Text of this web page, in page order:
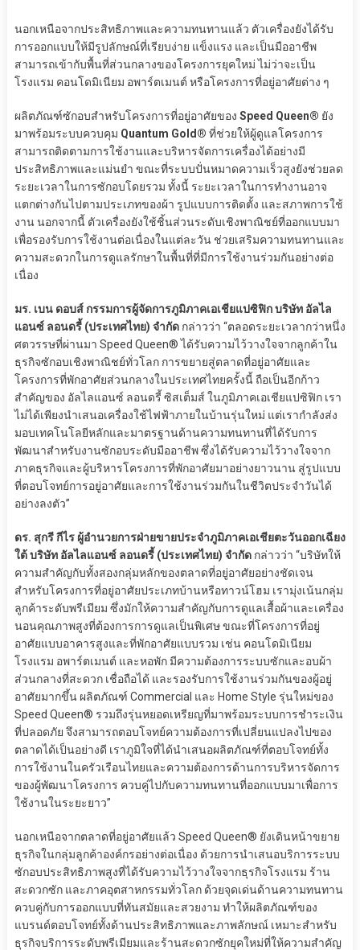
นอกเหนือจากประสิทธิภาพและความทนทานแล้ว ตัวเครื่องยังได้รับ
การออกแบบให้มีรูปลักษณ์ที่เรียบง่าย แข็งแรง และเป็นมืออาชีพ
สามารถเข้ากับพื้นที่ส่วนกลางของโครงการยุคใหม่ ไม่ว่าจะเป็น
โรงแรม คอนโดมิเนียม อพาร์ตเมนต์ หรือโครงการที่อยู่อาศัยต่าง ๆ
ผลิตภัณฑ์ซักอบสำหรับโครงการที่อยู่อาศัยของ Speed Queen® ยัง
มาพร้อมระบบควบคุม Quantum Gold® ที่ช่วยให้ผู้ดูแลโครงการ
สามารถติดตามการใช้งานและบริหารจัดการเครื่องได้อย่างมี
ประสิทธิภาพและแม่นยำ ขณะที่ระบบปั่นหมาดความเร็วสูงยังช่วยลด
ระยะเวลาในการซักอบโดยรวม ทั้งนี้ ระยะเวลาในการทำงานอาจ
แตกต่างกันไปตามประเภทของผ้า รูปแบบการติดตั้ง และสภาพการใช้
งาน นอกจากนี้ ตัวเครื่องยังใช้ชิ้นส่วนระดับเชิงพาณิชย์ที่ออกแบบมา
เพื่อรองรับการใช้งานต่อเนื่องในแต่ละวัน ช่วยเสริมความทนทานและ
ความสะดวกในการดูแลรักษาในพื้นที่ที่มีการใช้งานร่วมกันอย่างต่อ
เนื่อง
มร. เบน ดอบส์ กรรมการผู้จัดการภูมิภาคเอเชียแปซิฟิก บริษัท อัลไล
แอนซ์ ลอนดรี้ (ประเทศไทย) จำกัดกล่าวว่า “ตลอดระยะเวลากว่าหนึ่ง
ศตวรรษที่ผ่านมา Speed Queen® ได้รับความไว้วางใจจากลูกค้าใน
ธุรกิจซักอบเชิงพาณิชย์ทั่วโลก การขยายสู่ตลาดที่อยู่อาศัยและ
โครงการที่พักอาศัยส่วนกลางในประเทศไทยครั้งนี้ ถือเป็นอีกก้าว
สำคัญของ อัลไลแอนซ์ ลอนดรี้ ซิสเต็มส์ ในภูมิภาคเอเชียแปซิฟิก เรา
ไม่ได้เพียงนำเสนอเครื่องใช้ไฟฟ้าภายในบ้านรุ่นใหม่ แต่เรากำลังส่ง
มอบเทคโนโลยีหลักและมาตรฐานด้านความทนทานที่ได้รับการ
พัฒนาสำหรับงานซักอบระดับมืออาชีพ ซึ่งได้รับความไว้วางใจจาก
ภาคธุรกิจและผู้บริหารโครงการที่พักอาศัยมาอย่างยาวนาน สู่รูปแบบ
ที่ตอบโจทย์การอยู่อาศัยและการใช้งานร่วมกันในชีวิตประจำวันได้
อย่างลงตัว”
ดร. สุกรี กีไร ผู้อำนวยการฝ่ายขายประจำภูมิภาคเอเชียตะวันออกเฉียง
ใต้ บริษัท อัลไลแอนซ์ ลอนดรี้ (ประเทศไทย) จำกัดกล่าวว่า “บริษัทให้
ความสำคัญกับทั้งสองกลุ่มหลักของตลาดที่อยู่อาศัยอย่างชัดเจน
สำหรับโครงการที่อยู่อาศัยประเภทบ้านหรือทาวน์โฮม เรามุ่งเน้นกลุ่ม
ลูกค้าระดับพรีเมียม ซึ่งมักให้ความสำคัญกับการดูแลเสื้อผ้าและเครื่อง
นอนคุณภาพสูงที่ต้องการการดูแลเป็นพิเศษ ขณะที่โครงการที่อยู่
อาศัยแบบอาคารสูงและที่พักอาศัยแบบรวม เช่น คอนโดมิเนียม
โรงแรม อพาร์ตเมนต์ และหอพัก มีความต้องการระบบซักและอบผ้า
ส่วนกลางที่สะดวก เชื่อถือได้ และรองรับการใช้งานร่วมกันของผู้อยู่
อาศัยมากขึ้น ผลิตภัณฑ์ Commercial และ Home Style รุ่นใหม่ของ
Speed Queen® รวมถึงรุ่นหยอดเหรียญที่มาพร้อมระบบการชำระเงิน
ที่ปลอดภัย จึงสามารถตอบโจทย์ความต้องการที่เปลี่ยนแปลงไปของ
ตลาดได้เป็นอย่างดี เราภูมิใจที่ได้นำเสนอผลิตภัณฑ์ที่ตอบโจทย์ทั้ง
การใช้งานในครัวเรือนไทยและความต้องการด้านการบริหารจัดการ
ของผู้พัฒนาโครงการ ควบคู่ไปกับความทนทานที่ออกแบบมาเพื่อการ
ใช้งานในระยะยาว”
นอกเหนือจากตลาดที่อยู่อาศัยแล้ว Speed Queen® ยังเดินหน้าขยาย
ธุรกิจในกลุ่มลูกค้าองค์กรอย่างต่อเนื่อง ด้วยการนำเสนอบริการระบบ
ซักอบประสิทธิภาพสูงที่ได้รับความไว้วางใจจากธุรกิจโรงแรม ร้าน
สะดวกซัก และภาคอุตสาหกรรมทั่วโลก ด้วยจุดเด่นด้านความทนทาน
ควบคู่กับการออกแบบที่ทันสมัยและสวยงาม ทำให้ผลิตภัณฑ์ของ
แบรนด์ตอบโจทย์ทั้งด้านประสิทธิภาพและภาพลักษณ์ เหมาะสำหรับ
ธุรกิจบริการระดับพรีเมียมและร้านสะดวกซักยุคใหม่ที่ให้ความสำคัญ